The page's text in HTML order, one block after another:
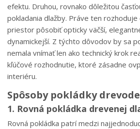
efektu. Druhou, rovnako dôležitou
pokladania dlažby. Práve ten
priestor pôsobiť opticky väčší,
dynamickejší. Z týchto dôvodov by sa
nemala vnímať len ako technický krok
kľúčové rozhodnutie, ktoré zásadne
interiéru.
Spôsoby pokládky
1. Rovná pokládka drevenej
Rovná pokládka patrí medzi